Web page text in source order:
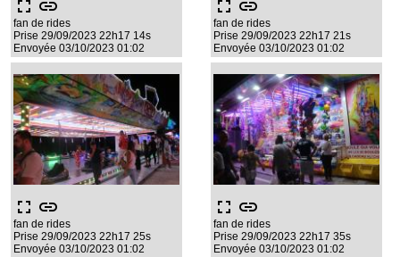
fullscreen link
fan de rides
Prise 29/09/2023 22h17 14s
Envoyée 03/10/2023 01:02
fullscreen link
fan de rides
Prise 29/09/2023 22h17 21s
Envoyée 03/10/2023 01:02
fullscreen link
fan de rides
Prise 29/09/2023 22h17 25s
Envoyée 03/10/2023 01:02
fullscreen link
fan de rides
Prise 29/09/2023 22h17 35s
Envoyée 03/10/2023 01:02